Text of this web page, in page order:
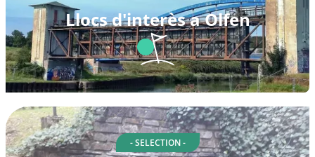
Llocs d'interès a Olfen
- SELECTION -